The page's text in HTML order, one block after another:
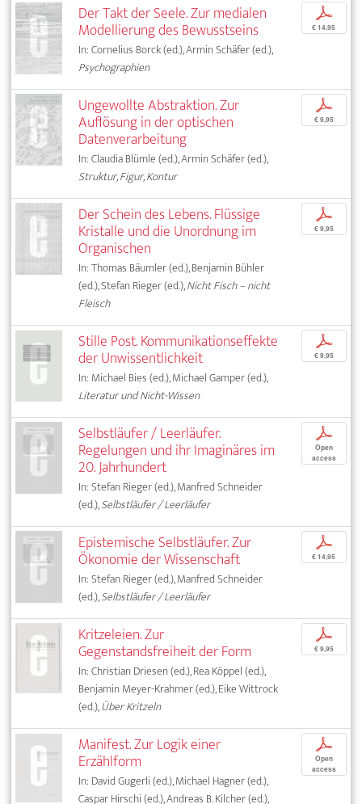
Der Takt der Seele. Zur medialen
Modellierung des Bewusstseins
In: Cornelius Borck (ed.), Armin Schäfer (ed.),
Psychographien
p
€ 14,95
Ungewollte Abstraktion. Zur
Auflösung in der optischen
Datenverarbeitung
In: Claudia Blümle (ed.), Armin Schäfer (ed.),
Struktur, Figur, Kontur
p
€ 9,95
Der Schein des Lebens. Flüssige
Kristalle und die Unordnung im
Organischen
In: Thomas Bäumler (ed.), Benjamin Bühler
(ed.), Stefan Rieger (ed.),Nicht Fisch – nicht
Fleisch
p
€ 9,95
Stille Post. Kommunikationseffekte
der Unwissentlichkeit
In: Michael Bies (ed.), Michael Gamper (ed.),
Literatur und Nicht-Wissen
p
€ 9,95
Selbstläufer / Leerläufer.
Regelungen und ihr Imaginäres im
20. Jahrhundert
In: Stefan Rieger (ed.), Manfred Schneider
(ed.),Selbstläufer / Leerläufer
p
Open
access
Epistemische Selbstläufer. Zur
Ökonomie der Wissenschaft
In: Stefan Rieger (ed.), Manfred Schneider
(ed.),Selbstläufer / Leerläufer
p
€ 14,95
Kritzeleien. Zur
Gegenstandsfreiheit der Form
In: Christian Driesen (ed.), Rea Köppel (ed.),
Benjamin Meyer-Krahmer (ed.), Eike Wittrock
(ed.),Über Kritzeln
p
€ 9,95
Manifest. Zur Logik einer
Erzählform
In: David Gugerli (ed.), Michael Hagner (ed.),
Caspar Hirschi (ed.), Andreas B. Kilcher (ed.),
p
Open
access